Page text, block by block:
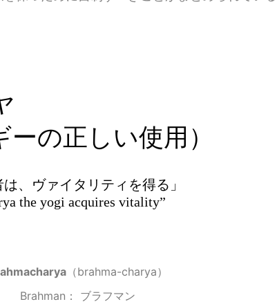
ーの正しい使用）
、ヴァイタリティを得る」
the yogi acquires vitality”
（brahma-charya）
Brahman： ブラフマン